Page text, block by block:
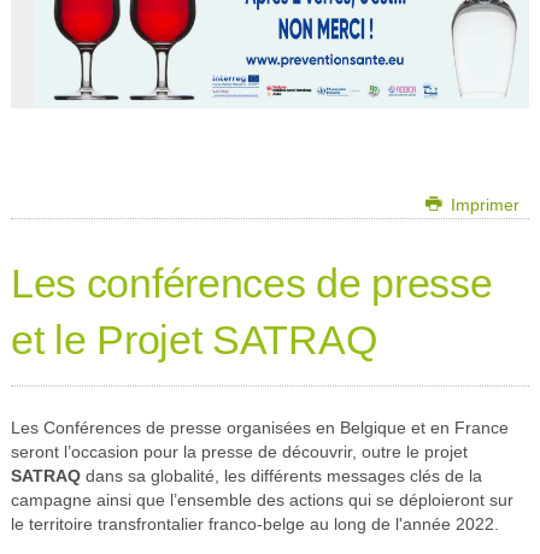
Imprimer
Les conférences de presse
et le Projet SATRAQ
Les Conférences de presse organisées en Belgique et en France
seront l’occasion pour la presse de découvrir, outre le projet
SATRAQdans sa globalité, les différents messages clés de la
campagne ainsi que l’ensemble des actions qui se déploieront sur
le territoire transfrontalier franco-belge au long de l'année 2022.